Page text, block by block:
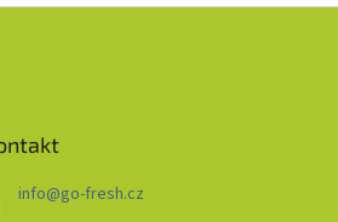
info@go-fresh.cz